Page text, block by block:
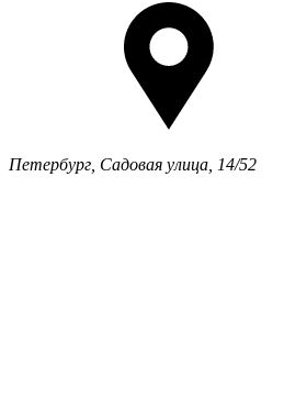
Петербург, Садовая улица, 14/52